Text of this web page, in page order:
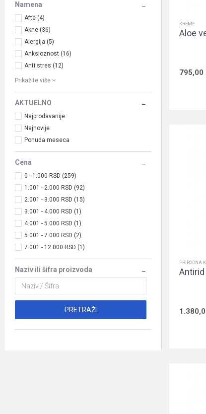
Namena
Afte (4)
Akne (36)
Alergija (5)
Anksioznost (16)
Anti stres (12)
Prikažite više
AKTUELNO
Najprodavanije
Najnovije
Ponuda meseca
Cena
0 - 1.000 RSD (259)
1.001 - 2.000 RSD (92)
2.001 - 3.000 RSD (15)
3.001 - 4.000 RSD (1)
4.001 - 5.000 RSD (1)
5.001 - 7.000 RSD (2)
7.001 - 12.000 RSD (1)
Naziv ili šifra proizvoda
PRETRAŽI
KREME
Aloe
795,00
PRIRODNA
Antirid